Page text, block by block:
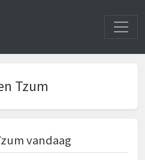
Tzum
vandaag